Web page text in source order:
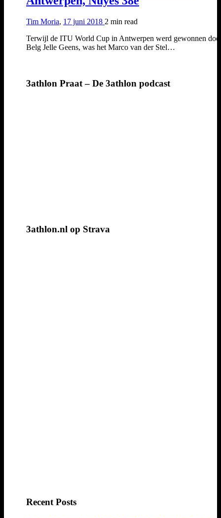
Tim Moria, 17 juni 2018 2 min read
Terwijl de ITU World Cup in Antwerpen werd gewonnen
Belg Jelle Geens, was het Marco van der Stel…
3athlon Praat – De 3athlon podcast
3athlon.nl op Strava
Recent Posts